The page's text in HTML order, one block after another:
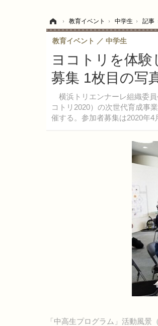
› 教育イベント › 中学生 › 記事
ヨコトリを体験
募集 1枚目の写
横浜トリエンナーレ組織委員
コトリ2020）の次世代育成事
催する。参加者募集は2020年4
教育イベント 中学生
「中高生プログラム」活動風景